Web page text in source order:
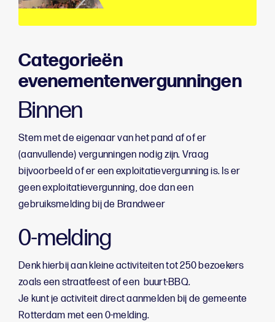
Categorieën
evenementenvergunningen
Binnen
Stem met de eigenaar van het pand af of er
(aanvullende) vergunningen nodig zijn. Vraag
bijvoorbeeld of er een exploitatievergunning is. Is er
geen exploitatievergunning, doe dan een
gebruiksmelding bij de Brandweer
0-melding
Denk hierbij aan kleine activiteiten tot 250 bezoekers
zoals een straatfeest of een buurt-BBQ.
Je kunt je activiteit direct aanmelden bij de gemeente
Rotterdam met een 0-melding.